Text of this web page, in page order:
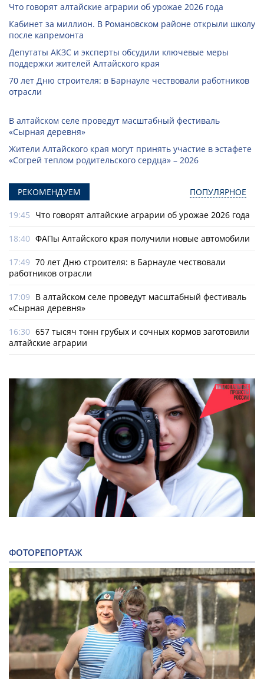
Что говорят алтайские аграрии об урожае 2026 года
Кабинет за миллион. В Романовском районе открыли школу
после капремонта
Депутаты АКЗС и эксперты обсудили ключевые меры
поддержки жителей Алтайского края
70 лет Дню строителя: в Барнауле чествовали работников
отрасли
В алтайском селе проведут масштабный фестиваль
«Сырная деревня»
Жители Алтайского края могут принять участие в эстафете
«Согрей теплом родительского сердца» – 2026
РЕКОМЕНДУЕМ ПОПУЛЯРНОЕ
19:45 Что говорят алтайские аграрии об урожае 2026 года
18:40 ФАПы Алтайского края получили новые автомобили
17:49 70 лет Дню строителя: в Барнауле чествовали
работников отрасли
17:09 В алтайском селе проведут масштабный фестиваль
«Сырная деревня»
16:30 657 тысяч тонн грубых и сочных кормов заготовили
алтайские аграрии
ФОТОРЕПОРТАЖ